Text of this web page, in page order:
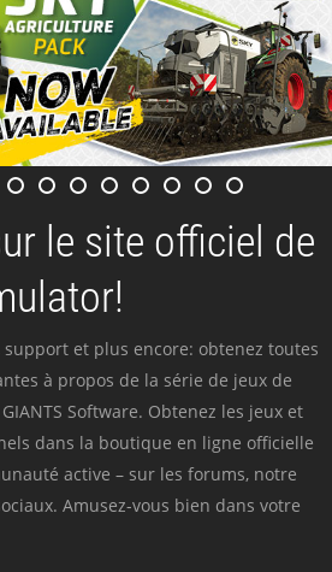
le site officiel de
et plus encore: obtenez toutes
à propos de la série de jeux de
Software. Obtenez les jeux et
dans la boutique en ligne officielle
active – sur les forums, notre
Amusez-vous bien dans votre